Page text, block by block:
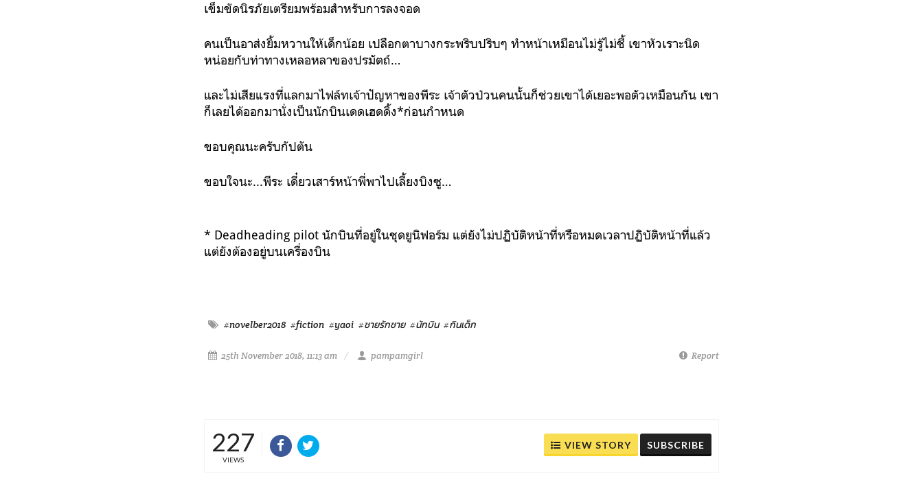
เข็มขัดนิรภัยเตรียมพร้อมสำหรับการลงจอด
คนเป็นอาส่งยิ้มหวานให้เด็กน้อย เปลือกตาบางกระพริบปริบๆ ทำหน้าเหมือนไม่รู้ไม่ชี้ เขาหัวเราะนิด
หน่อยกับท่าทางเหลอหลาของปรมัตถ์…
และไม่เสียแรงที่แลกมาไฟล์ทเจ้าปัญหาของพีระ เจ้าตัวป่วนคนนั้นก็ช่วยเขาได้เยอะพอตัวเหมือนกัน เขา
ก็เลยได้ออกมานั่งเป็นนักบินเดดเฮดดิ้ง*ก่อนกำหนด
ขอบคุณนะครับกัปตัน
ขอบใจนะ...พีระ เดี๋ยวเสาร์หน้าพี่พาไปเลี้ยงบิงซู…
* Deadheading pilot นักบินที่อยู่ในชุดยูนิฟอร์ม แต่ยังไม่ปฏิบัติหน้าที่หรือหมดเวลาปฏิบัติหน้าที่แล้ว
แต่ยังต้องอยู่บนเครื่องบิน
#novelber2018 #fiction #yaoi #ชายรักชาย #นักบิน #กินเด็ก
25th November 2018, 11:13 am pampamgirl Report
227
VIEWS
VIEW STORY SUBSCRIBE